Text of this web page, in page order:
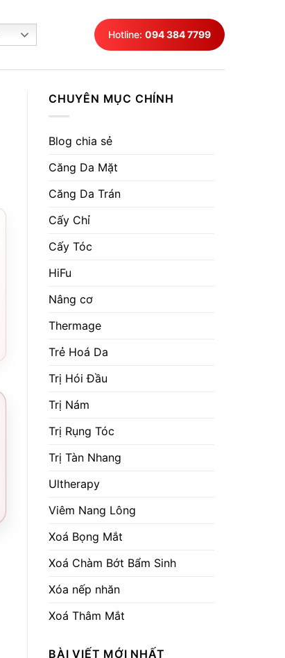
Hotline: 094 384 7799
CHUYÊN MỤC CHÍNH
Blog chia sẻ
Căng Da Mặt
Căng Da Trán
Cấy Chỉ
Cấy Tóc
HiFu
Nâng cơ
Thermage
Trẻ Hoá Da
Trị Hói Đầu
Trị Nám
Trị Rụng Tóc
Trị Tàn Nhang
Ultherapy
Viêm Nang Lông
Xoá Bọng Mắt
Xoá Chàm Bớt Bẩm Sinh
Xóa nếp nhăn
Xoá Thâm Mắt
BÀI VIẾT MỚI NHẤT